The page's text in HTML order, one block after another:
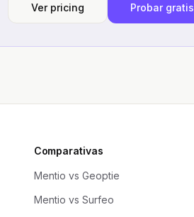
Ver pricing Probar gratis
Comparativas
Mentio vs Geoptie
Mentio vs Surfeo